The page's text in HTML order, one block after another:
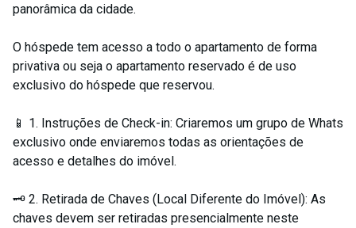
panorâmica da cidade.
O hóspede tem acesso a todo o apartamento de forma
privativa ou seja o apartamento reservado é de uso
exclusivo do hóspede que reservou.
📱 1. Instruções de Check-in: Criaremos um grupo de Whats
exclusivo onde enviaremos todas as orientações de
acesso e detalhes do imóvel.
🗝️ 2. Retirada de Chaves (Local Diferente do Imóvel): As
chaves devem ser retiradas presencialmente neste